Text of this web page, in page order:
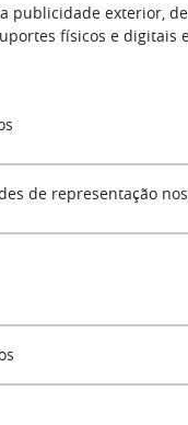
publicidade exterior,
físicos e digitais
de representação